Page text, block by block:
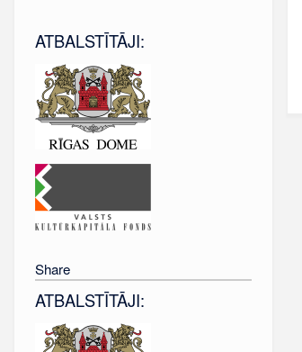
ATBALSTĪTĀJI:
Share
ATBALSTĪTĀJI: